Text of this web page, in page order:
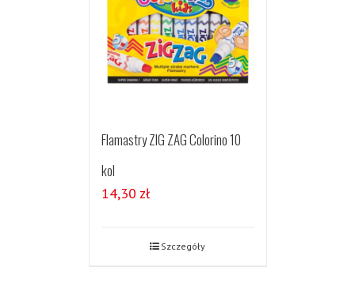
Flamastry ZIG ZAG Colorino 10
kol
14,30 zł
Szczegóły